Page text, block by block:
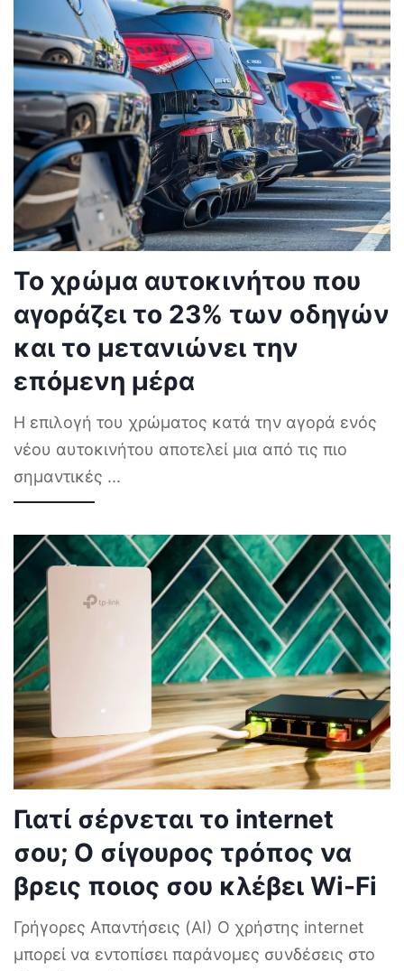
Το χρώμα αυτοκινήτου που
αγοράζει το 23% των οδηγών
και το μετανιώνει την
επόμενη μέρα
Η επιλογή του χρώματος κατά την αγορά ενός
νέου αυτοκινήτου αποτελεί μια από τις πιο
σημαντικές ...
Γιατί σέρνεται το internet
σου; Ο σίγουρος τρόπος να
βρεις ποιος σου κλέβει Wi-Fi
Γρήγορες Απαντήσεις (AI) Ο χρήστης internet
μπορεί να εντοπίσει παράνομες συνδέσεις στο